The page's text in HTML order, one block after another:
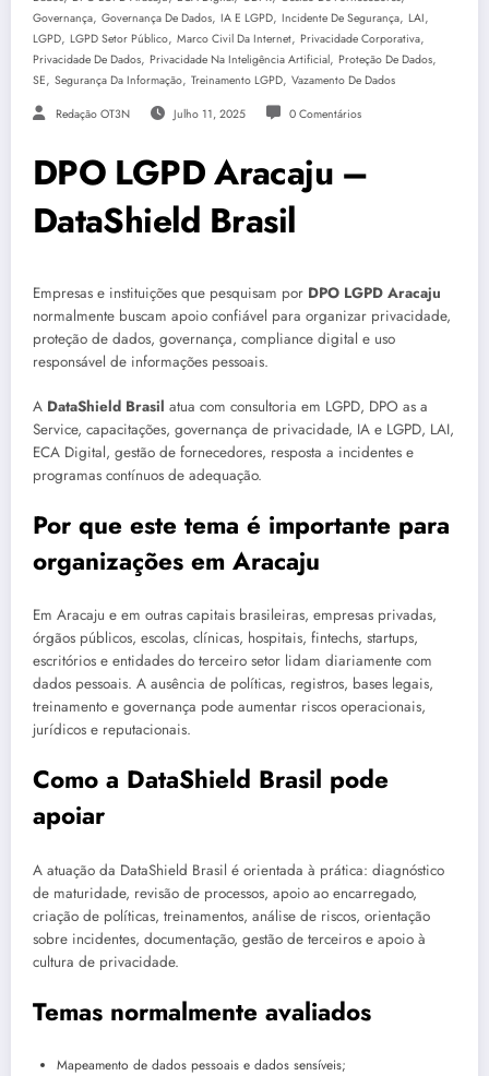
Governança, Governança De Dados, IA E LGPD, Incidente De Segurança, LAI,
LGPD, LGPD Setor Público, Marco Civil Da Internet, Privacidade Corporativa,
Privacidade De Dados, Privacidade Na Inteligência Artificial, Proteção De Dados,
SE, Segurança Da Informação, Treinamento LGPD, Vazamento De Dados
Redação OT3N Julho 11, 2025 0 Comentários
DPO LGPD Aracaju –
DataShield Brasil
Empresas e instituições que pesquisam por DPO LGPD Aracaju
normalmente buscam apoio confiável para organizar privacidade,
proteção de dados, governança, compliance digital e uso
responsável de informações pessoais.
A DataShield Brasil atua com consultoria em LGPD, DPO as a
Service, capacitações, governança de privacidade, IA e LGPD, LAI,
ECA Digital, gestão de fornecedores, resposta a incidentes e
programas contínuos de adequação.
Por que este tema é importante para
organizações em Aracaju
Em Aracaju e em outras capitais brasileiras, empresas privadas,
órgãos públicos, escolas, clínicas, hospitais, fintechs, startups,
escritórios e entidades do terceiro setor lidam diariamente com
dados pessoais. A ausência de políticas, registros, bases legais,
treinamento e governança pode aumentar riscos operacionais,
jurídicos e reputacionais.
Como a DataShield Brasil pode
apoiar
A atuação da DataShield Brasil é orientada à prática: diagnóstico
de maturidade, revisão de processos, apoio ao encarregado,
criação de políticas, treinamentos, análise de riscos, orientação
sobre incidentes, documentação, gestão de terceiros e apoio à
cultura de privacidade.
Temas normalmente avaliados
Mapeamento de dados pessoais e dados sensíveis;